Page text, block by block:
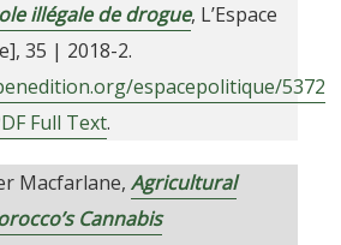
illégale de drogue, L’Espace
35 | 2018-2.
espacepolitique/5372
Full Text.
Macfarlane, Agricultural
Cannabis